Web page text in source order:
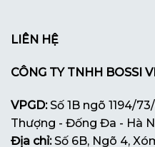
LIÊN HỆ
CÔNG TY TNHH BOSSI
VPGD:Số 1B ngõ 1194/
Thượng - Đống Đa - Hà
Địa chỉ:Số 6B, Ngõ 4,